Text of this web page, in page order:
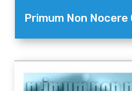
Primum Non Nocere